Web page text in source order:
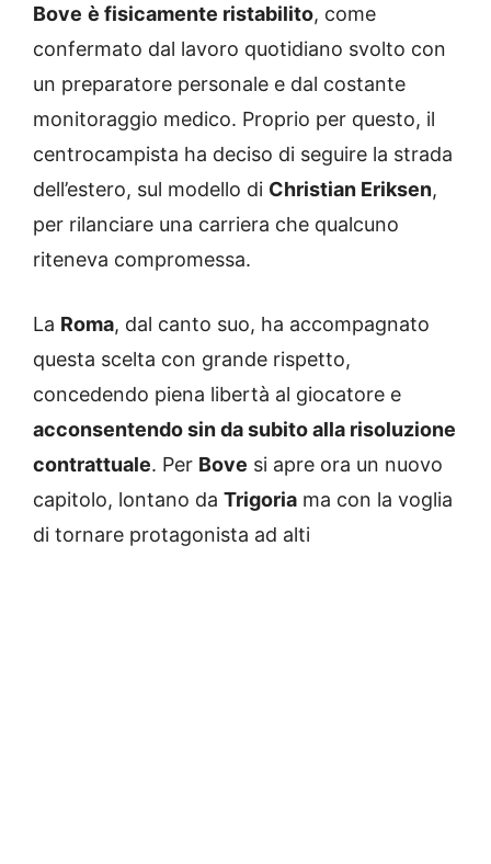
Bove è fisicamente ristabilito, come
confermato dal lavoro quotidiano svolto con
un preparatore personale e dal costante
monitoraggio medico. Proprio per questo, il
centrocampista ha deciso di seguire la strada
dell’estero, sul modello di Christian Eriksen,
per rilanciare una carriera che qualcuno
riteneva compromessa.
La Roma, dal canto suo, ha accompagnato
questa scelta con grande rispetto,
concedendo piena libertà al giocatore e
acconsentendo sin da subito alla risoluzione
contrattuale. Per Bove si apre ora un nuovo
capitolo, lontano da Trigoria ma con la voglia
di tornare protagonista ad alti